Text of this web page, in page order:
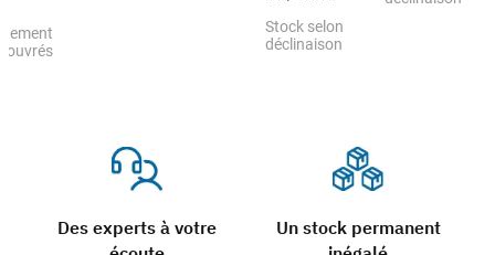
Des experts à votre
Un stock permanent
ouvrés
Stock selon
déclinaison